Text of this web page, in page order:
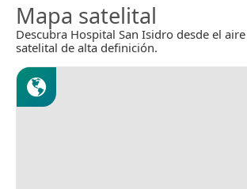
Mapa satelital
Descubra Hospital San Isidro desde el
satelital de alta definición.